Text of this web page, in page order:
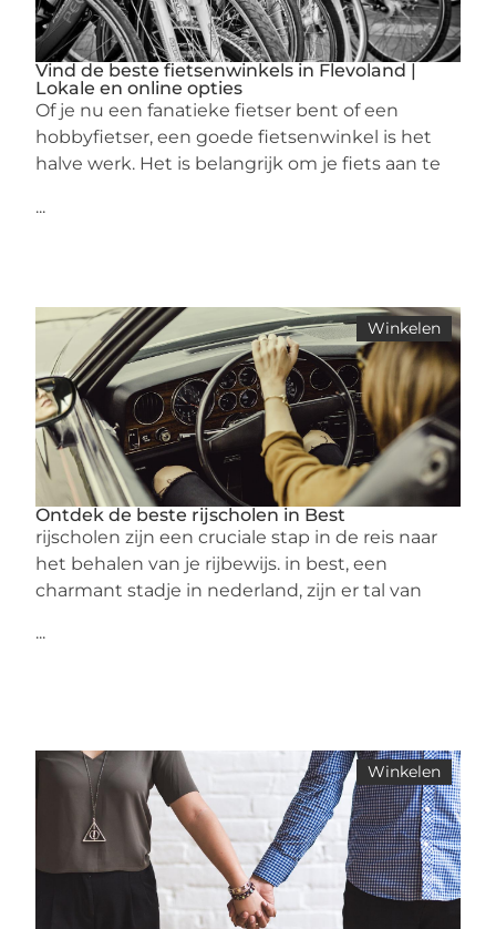
Vind de beste fietsenwinkels in Flevoland |
Lokale en online opties
Of je nu een fanatieke fietser bent of een
hobbyfietser, een goede fietsenwinkel is het
halve werk. Het is belangrijk om je fiets aan te
...
Winkelen
Ontdek de beste rijscholen in Best
rijscholen zijn een cruciale stap in de reis naar
het behalen van je rijbewijs. in best, een
charmant stadje in nederland, zijn er tal van
...
Winkelen